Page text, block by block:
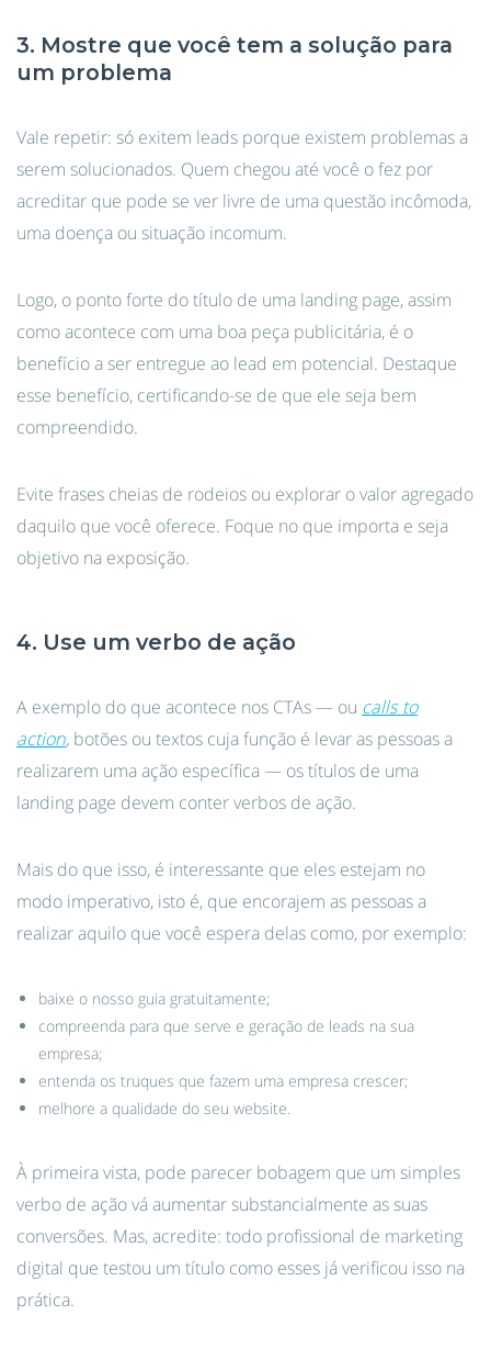
3. Mostre que você tem a solução para
um problema
Vale repetir: só exitem leads porque existem problemas a
serem solucionados. Quem chegou até você o fez por
acreditar que pode se ver livre de uma questão incômoda,
uma doença ou situação incomum.
Logo, o ponto forte do título de uma landing page, assim
como acontece com uma boa peça publicitária, é o
benefício a ser entregue ao lead em potencial. Destaque
esse benefício, certificando-se de que ele seja bem
compreendido.
Evite frases cheias de rodeios ou explorar o valor agregado
daquilo que você oferece. Foque no que importa e seja
objetivo na exposição.
4. Use um verbo de ação
A exemplo do que acontece nos CTAs — ou calls to
action, botões ou textos cuja função é levar as pessoas a
realizarem uma ação específica — os títulos de uma
landing page devem conter verbos de ação.
Mais do que isso, é interessante que eles estejam no
modo imperativo, isto é, que encorajem as pessoas a
realizar aquilo que você espera delas como, por exemplo:
baixe o nosso guia gratuitamente;
compreenda para que serve e geração de leads na sua
empresa;
entenda os truques que fazem uma empresa crescer;
melhore a qualidade do seu website.
À primeira vista, pode parecer bobagem que um simples
verbo de ação vá aumentar substancialmente as suas
conversões. Mas, acredite: todo profissional de marketing
digital que testou um título como esses já verificou isso na
prática.